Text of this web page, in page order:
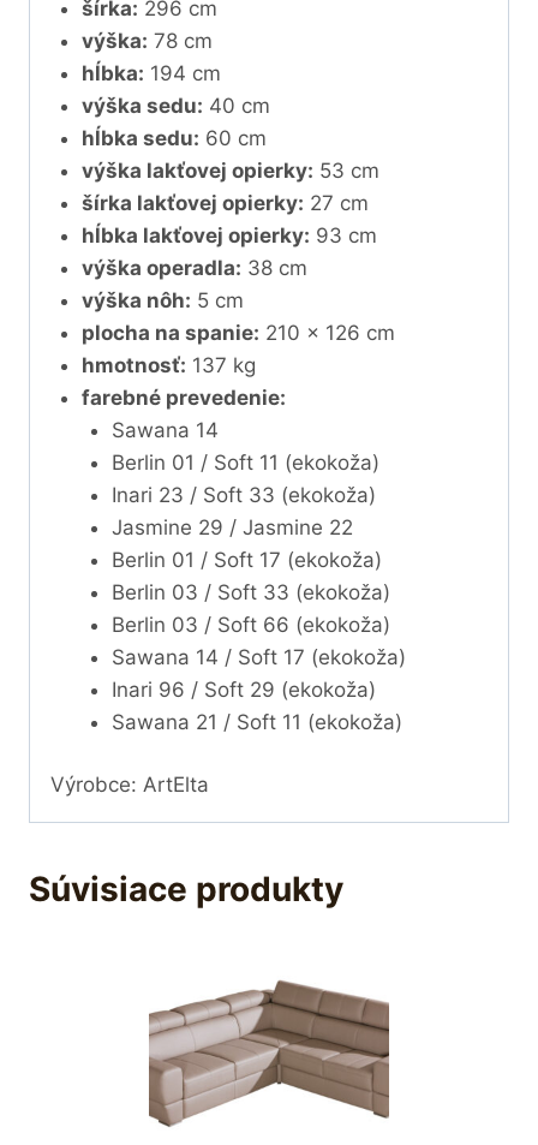
šírka: 296 cm
výška: 78 cm
hĺbka: 194 cm
výška sedu: 40 cm
hĺbka sedu: 60 cm
výška lakťovej opierky: 53 cm
šírka lakťovej opierky: 27 cm
hĺbka lakťovej opierky: 93 cm
výška operadla: 38 cm
výška nôh: 5 cm
plocha na spanie: 210 x 126 cm
hmotnosť: 137 kg
farebné prevedenie:
Sawana 14
Berlin 01 / Soft 11 (ekokoža)
Inari 23 / Soft 33 (ekokoža)
Jasmine 29 / Jasmine 22
Berlin 01 / Soft 17 (ekokoža)
Berlin 03 / Soft 33 (ekokoža)
Berlin 03 / Soft 66 (ekokoža)
Sawana 14 / Soft 17 (ekokoža)
Inari 96 / Soft 29 (ekokoža)
Sawana 21 / Soft 11 (ekokoža)
Výrobce: ArtElta
Súvisiace produkty